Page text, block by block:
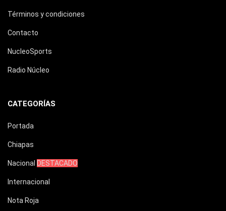
Términos y condiciones
Contacto
NucleoSports
Radio Núcleo
CATEGORÍAS
Portada
Chiapas
Nacional DESTACADO
Internacional
Nota Roja